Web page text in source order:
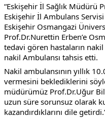
“Eskişehir İl Sağlık Müdürü
Eskişehir İl Ambulans
Eskişehir Osmangazi
Prof.Dr.Nurettin Erben’e
tedavi gören hastaların
nakil Ambulansı tahsis etti.
vermesini beklediklerini
müdürümüz Prof.Dr.Uğur
uzun süre sorunsuz olarak
kazandırdıklarını dile